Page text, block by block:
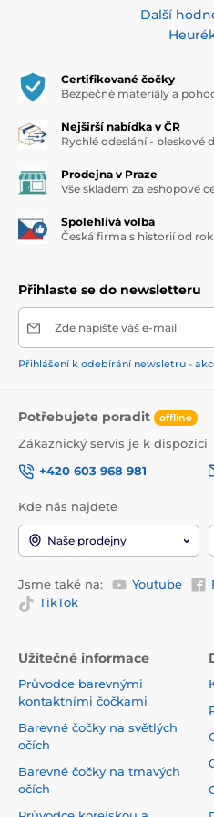
Další
Certifikované čočky
Bezpečné materiály a
Nejširší nabídka v ČR
Rychlé odeslání - bleskové
Prodejna v Praze
Vše skladem za eshopové
Spolehlivá volba
Česká firma s historií od
Přihlaste se do newsletteru
Zde napište váš e-mail
Přihlášení k odebírání newsletru -
Potřebujete poradit offline
Zákaznický servis je k dispozici
+420 603 968 981
Kde nás najdete
Naše prodejny
Jsme také na: Youtube
TikTok
Užitečné informace
Průvodce barevnými
kontaktními čočkami
Barevné čočky na světlých
očích
Barevné čočky na tmavých
očích